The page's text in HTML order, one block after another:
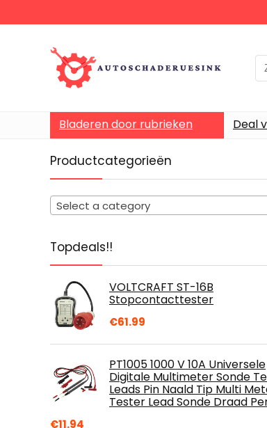
Bladeren door rubrieken Deal
Productcategorieën
Select a category
Topdeals!!
VOLTCRAFT ST-16B
Stopcontacttester
€61.99
PT1005 1000 V 10A Universele
Digitale Multimeter Sonde
Leads Pin Naald Tip Multi
Tester Lead Sonde Draad
€11.94